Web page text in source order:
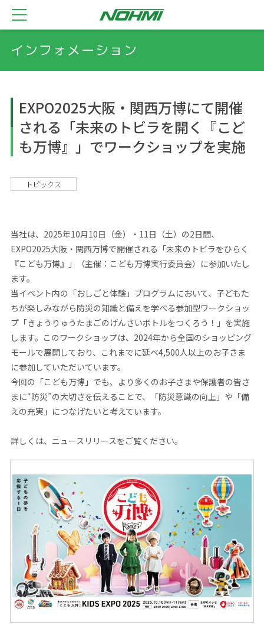
インフォメーション
EXPO2025大阪・関西万博にて開催
される「未来のトビラを開く『こど
も万博』」でワークショップを実施
トピックス
当社は、2025年10月10日（金）・11日（土）の2日間、
EXPO2025大阪・関西万博で開催される「未来のトビラをひらく
『こども万博』」（主催：こども万博実行委員会）に参加いたし
ます。
当イベント内の「おしごと体験」プログラムにおいて、子どもた
ちが楽しみながら防災の知識と備えを学べる参加型ワークショッ
プ「きょうりゅうたまごのげんさいボトルをつくろう！」を実施
します。このワークショップは、2024年から全国のショッピング
モールで展開しており、これまでに延べ4,500人以上のお子さま
に参加していただいています。
今回の「こども万博」でも、より多くのお子さまや保護者の皆さ
まに“防災”の大切さを伝えることで、「防災意識の向上」や「備
えの充実」につなげたいと考えています。
詳しくは、ニュースリリースをご覧ください。